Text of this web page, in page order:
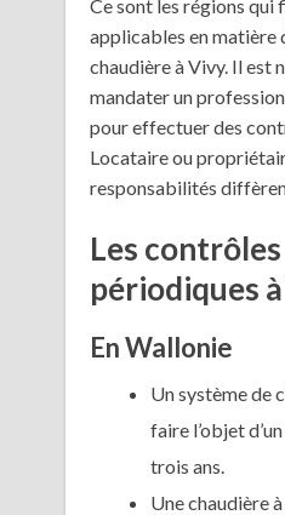
Ce sont les régions qui
applicables en matière
chaudière à Vivy. Il est
mandater un
pour effectuer des
Locataire ou
responsabilités
Les contrôles
périodiques
En Wallonie
Un système de
faire l’objet
trois ans.
Une chaudière